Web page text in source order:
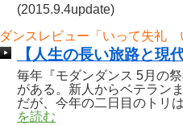
(2015.9.4update)
ダンスレビュー「いって失礼
【人生の長い旅路と現
毎年『モダンダンス 5月の
がある。新人からベテラン
だが、今年の二日目のトリ
を読む